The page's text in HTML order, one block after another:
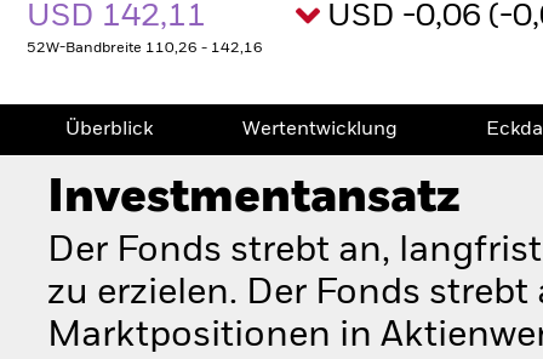
USD 142,11
52W-Bandbreite 110,26 - 142,16
USD -0,06 (-
Überblick Wertentwicklung
Investmentansatz
Der Fonds strebt an,
zu erzielen. Der Fonds
Marktpositionen in